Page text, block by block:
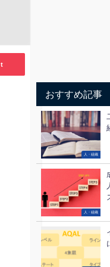
おすすめ記事
人・組織
人・組織